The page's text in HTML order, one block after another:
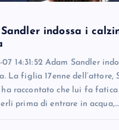
indossa i
14:31:52 Adam Sandler
La figlia 17enne dell’attore,
ha raccontato che lui fa fatica
prima di entrare in acqua,…